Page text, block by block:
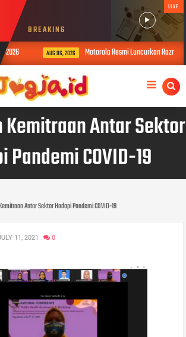
BREAKING
LIVE
AUG 06, 2026 Motorola Resmi Luncurkan Razr Fold
Kemitraan Antar Sektor
Pandemi COVID-19
Antar Sektor Hadapi Pandemi COVID-19
11, 2021 0